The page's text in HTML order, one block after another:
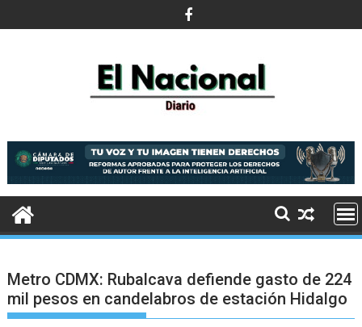
al
Metro CDMX: Rubalcava defiende gasto de 224
mil pesos en candelabros de estación Hidalgo